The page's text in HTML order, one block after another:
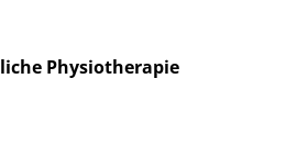
Physiotherapie